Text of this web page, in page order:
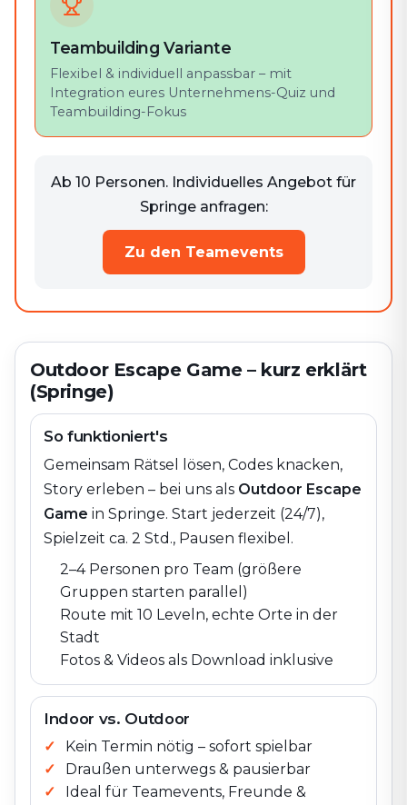
Teambuilding Variante
Flexibel & individuell anpassbar – mit
Integration eures Unternehmens-Quiz und
Teambuilding-Fokus
Ab 10 Personen. Individuelles Angebot für
Springe anfragen:
Zu den Teamevents
Outdoor Escape Game – kurz erklärt
(Springe)
So funktioniert's
Gemeinsam Rätsel lösen, Codes knacken,
Story erleben – bei uns als Outdoor Escape
Game in Springe. Start jederzeit (24/7),
Spielzeit ca. 2 Std., Pausen flexibel.
2–4 Personen pro Team (größere
Gruppen starten parallel)
Route mit 10 Leveln, echte Orte in der
Stadt
Fotos & Videos als Download inklusive
Indoor vs. Outdoor
Kein Termin nötig – sofort spielbar
Draußen unterwegs & pausierbar
Ideal für Teamevents, Freunde &